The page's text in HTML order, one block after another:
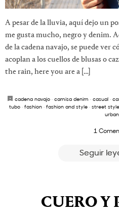
A pesar de la lluvia, aquí dejo un
me gusta mucho, negro y denim.
de la cadena navajo, se puede ver
acoplan a los cuellos de blusas o
the rain, here you are a […]
cadena navajo · camisa denim · casual ·
tubo · fashion · fashion and style · street style
1
Seguir
CUERO Y